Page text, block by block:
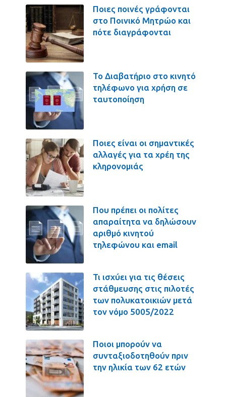
Ποιες ποινές γράφονται
στο Ποινικό Μητρώο και
πότε διαγράφονται
Το Διαβατήριο στο κινητό
τηλέφωνο για χρήση σε
ταυτοποίηση
Ποιες είναι οι σημαντικές
αλλαγές για τα χρέη της
κληρονομιάς
Που πρέπει οι πολίτες
απαραίτητα να δηλώσουν
αριθμό κινητού
τηλεφώνου και email
Τι ισχύει για τις θέσεις
στάθμευσης στις πιλοτές
των πολυκατοικιών μετά
τον νόμο 5005/2022
Ποιοι μπορούν να
συνταξιοδοτηθούν πριν
την ηλικία των 62 ετών